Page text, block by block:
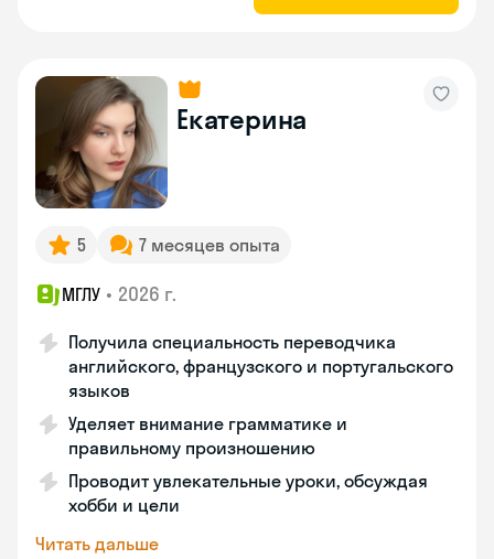
Екатерина
5 7 месяцев опыта
МГЛУ • 2026 г.
Получила специальность переводчика
английского, французского и португальского
языков
Уделяет внимание грамматике и
правильному произношению
Проводит увлекательные уроки, обсуждая
хобби и цели
Читать дальше